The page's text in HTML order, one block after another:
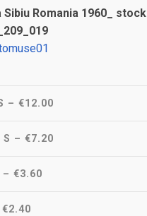
Romania 1960_ stock
– €12.00
– €7.20
– €3.60
€2.40